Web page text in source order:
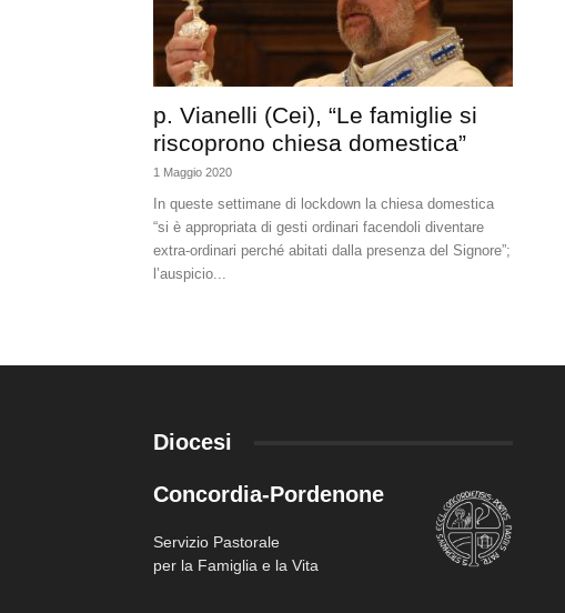
p. Vianelli (Cei), “Le famiglie si
riscoprono chiesa domestica”
1 Maggio 2020
In queste settimane di lockdown la chiesa domestica
“si è appropriata di gesti ordinari facendoli diventare
extra-ordinari perché abitati dalla presenza del Signore”;
l’auspicio...
Diocesi
Concordia-Pordenone
Servizio Pastorale
per la Famiglia e la Vita